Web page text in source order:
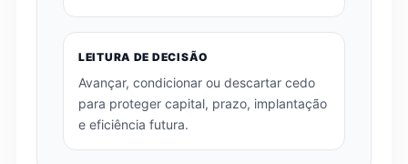
LEITURA DE DECISÃO
Avançar, condicionar ou descartar cedo
para proteger capital, prazo, implantação
e eficiência futura.